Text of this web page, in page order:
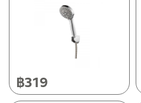
฿319